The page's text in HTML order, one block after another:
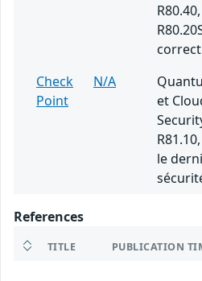
Check
Point
N/A
et
le
References
TITLE PUBLICATION